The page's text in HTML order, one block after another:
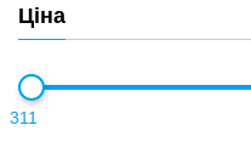
Ціна
311